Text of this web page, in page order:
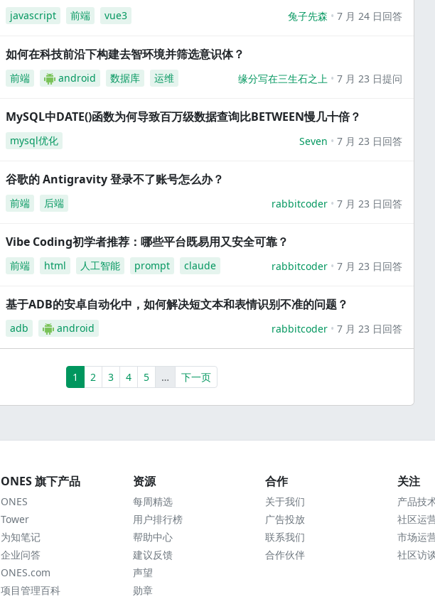
javascript 前端 vue3 兔子先森 7 月 24 日回答
如何在科技前沿下构建去智环境并筛选意识体？
前端 android 数据库 运维 缘分写在三生石之上 7 月 23 日提问
MySQL中DATE()函数为何导致百万级数据查询比BETWEEN慢几十倍？
mysql优化 Seven 7 月 23 日回答
谷歌的 Antigravity 登录不了账号怎么办？
前端 后端 rabbitcoder 7 月 23 日回答
Vibe Coding初学者推荐：哪些平台既易用又安全可靠？
前端 html 人工智能 prompt claude rabbitcoder 7 月 23 日回答
基于ADB的安卓自动化中，如何解决短文本和表情识别不准的问题？
adb android rabbitcoder 7 月 23 日回答
1 (current)
2 3 4 5 …More下一页
ONES 旗下产品
ONES
Tower
为知笔记
企业问答
ONES.com
项目管理百科
资源
每周精选
用户排行榜
帮助中心
建议反馈
声望
勋章
合作
关于我们
广告投放
联系我们
合作伙伴
关注
产品技
社区运
市场运
社区访